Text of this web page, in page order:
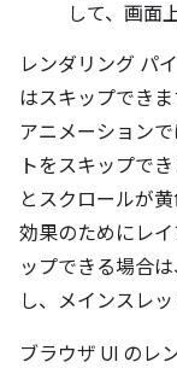
して、画面
レンダリング パ
はスキップでき
アニメーション
トをスキップで
とスクロールが
効果のためにレ
ップできる場合
し、メインスレッ
ブラウザ UI のレ